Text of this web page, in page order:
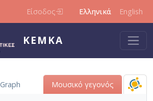
Είσοδος Ελληνικά English
ΚΕΜΚΑ
Graph Μουσικό γεγονός